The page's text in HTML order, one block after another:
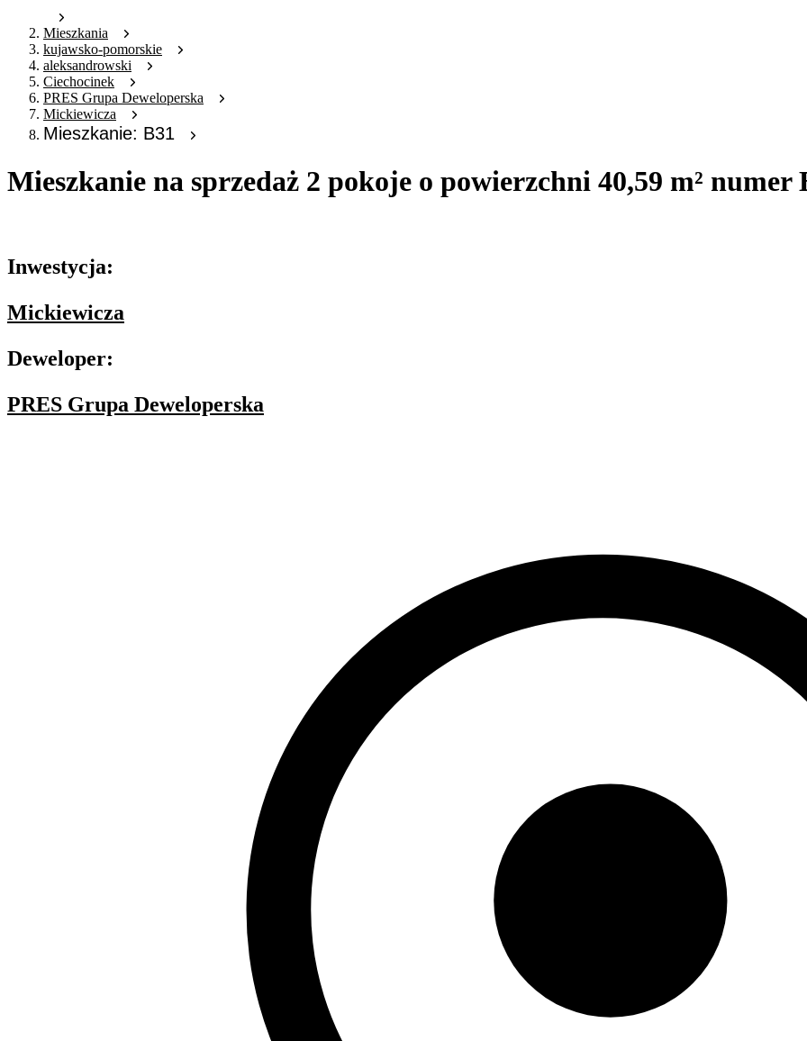
Mieszkania
kujawsko-pomorskie
aleksandrowski
Ciechocinek
PRES Grupa Deweloperska
Mickiewicza
Mieszkanie: B31
Mieszkanie na sprzedaż 2 pokoje o powierzchni 40,59 m² numer
Inwestycja:
Mickiewicza
Deweloper:
PRES Grupa Deweloperska